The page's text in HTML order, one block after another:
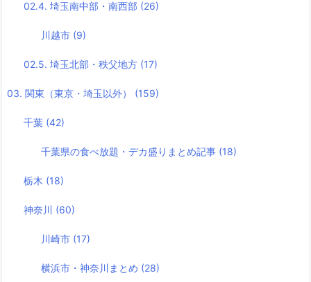
02.4. 埼玉南中部・南西部 (26)
川越市 (9)
02.5. 埼玉北部・秩父地方 (17)
03. 関東（東京・埼玉以外） (159)
千葉 (42)
千葉県の食べ放題・デカ盛りまとめ記事 (18)
栃木 (18)
神奈川 (60)
川崎市 (17)
横浜市・神奈川まとめ (28)